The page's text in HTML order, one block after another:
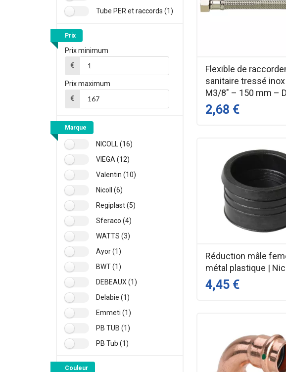
Tube PER et raccords (1)
Prix
Prix minimum
€
Prix maximum
€
Marque
NICOLL (16)
VIEGA (12)
Valentin (10)
Nicoll (6)
Regiplast (5)
Sferaco (4)
WATTS (3)
Ayor (1)
BWT (1)
DEBEAUX (1)
Delabie (1)
Emmeti (1)
PB TUB (1)
PB Tub (1)
Couleur
Flexible de
sanitaire tressé
M3/8" – 150 mm –
2,68 €
Réduction mâle
métal plastique |
4,45 €